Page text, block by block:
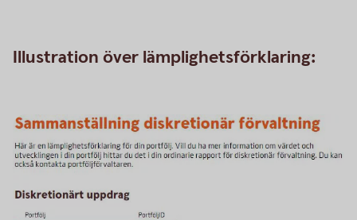
Illustration över lämplighetsförklaring: